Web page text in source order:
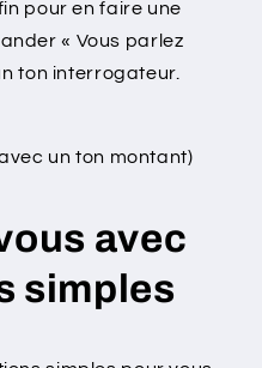
pour en faire une
« Vous parlez
ton interrogateur.
un ton montant)
avec
simples